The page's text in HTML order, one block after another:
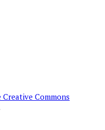
Creative Commons